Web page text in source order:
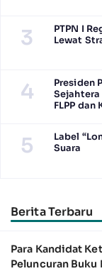
3
PTPN I
Lewat
4
Presiden
Sejahtera
FLPP dan
5
Label
Suara
Berita Terbaru
Para Kandidat
Peluncuran